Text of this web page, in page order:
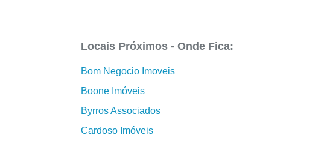
Locais Próximos - Onde Fica:
Bom Negocio Imoveis
Boone Imóveis
Byrros Associados
Cardoso Imóveis